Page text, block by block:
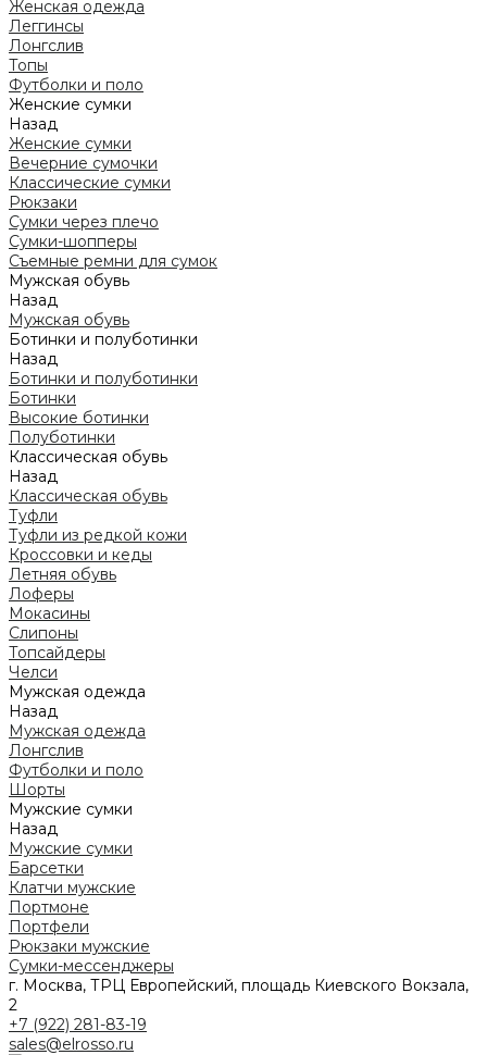
Женская одежда
Леггинсы
Лонгслив
Топы
Футболки и поло
Женские сумки
Назад
Женские сумки
Вечерние сумочки
Классические сумки
Рюкзаки
Сумки через плечо
Сумки-шопперы
Съемные ремни для сумок
Мужская обувь
Назад
Мужская обувь
Ботинки и полуботинки
Назад
Ботинки и полуботинки
Ботинки
Высокие ботинки
Полуботинки
Классическая обувь
Назад
Классическая обувь
Туфли
Туфли из редкой кожи
Кроссовки и кеды
Летняя обувь
Лоферы
Мокасины
Слипоны
Топсайдеры
Челси
Мужская одежда
Назад
Мужская одежда
Лонгслив
Футболки и поло
Шорты
Мужские сумки
Назад
Мужские сумки
Барсетки
Клатчи мужские
Портмоне
Портфели
Рюкзаки мужские
Сумки-мессенджеры
г. Москва, ТРЦ Европейский, площадь Киевского Вокзала,
2
+7 (922) 281-83-19
sales@elrosso.ru